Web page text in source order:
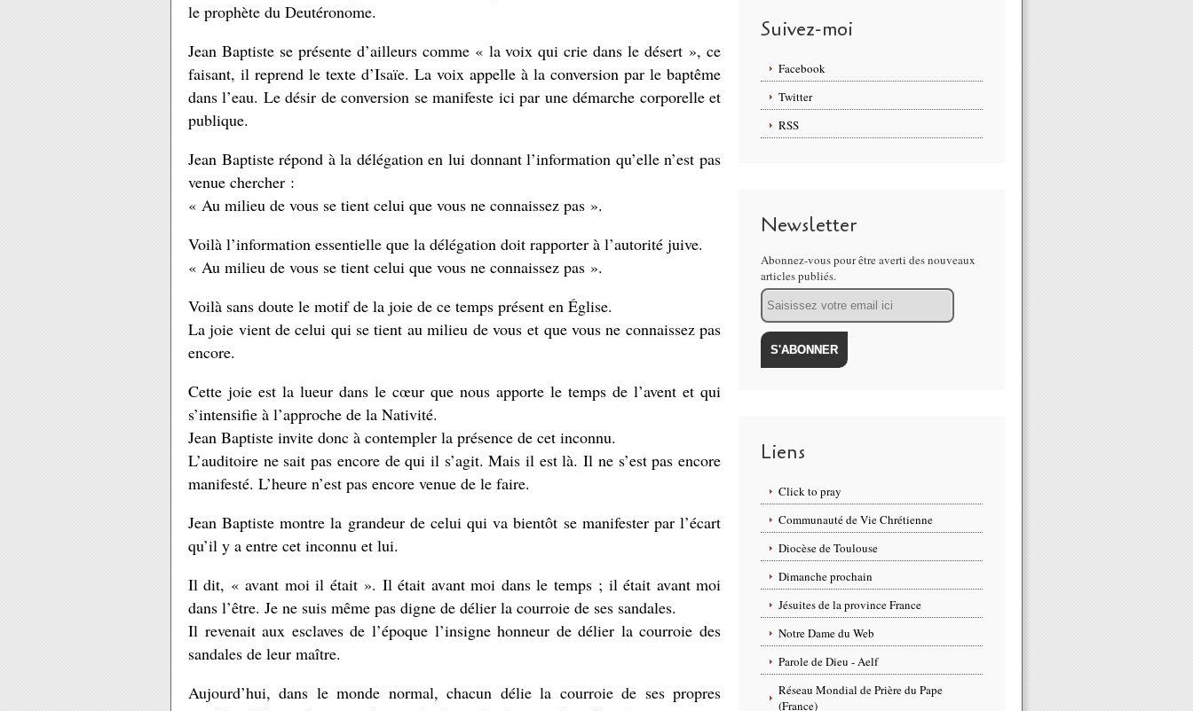
le prophète du Deutéronome.
Jean Baptiste se présente d’ailleurs comme « la voix qui crie dans le désert », ce
faisant, il reprend le texte d’Isaïe. La voix appelle à la conversion par le baptême
dans l’eau. Le désir de conversion se manifeste ici par une démarche corporelle et
publique.
Jean Baptiste répond à la délégation en lui donnant l’information qu’elle n’est pas
venue chercher :
« Au milieu de vous se tient celui que vous ne connaissez pas ».
Voilà l’information essentielle que la délégation doit rapporter à l’autorité juive.
« Au milieu de vous se tient celui que vous ne connaissez pas ».
Voilà sans doute le motif de la joie de ce temps présent en Église.
La joie vient de celui qui se tient au milieu de vous et que vous ne connaissez pas
encore.
Cette joie est la lueur dans le cœur que nous apporte le temps de l’avent et qui
s’intensifie à l’approche de la Nativité.
Jean Baptiste invite donc à contempler la présence de cet inconnu.
L’auditoire ne sait pas encore de qui il s’agit. Mais il est là. Il ne s’est pas encore
manifesté. L’heure n’est pas encore venue de le faire.
Jean Baptiste montre la grandeur de celui qui va bientôt se manifester par l’écart
qu’il y a entre cet inconnu et lui.
Il dit, « avant moi il était ». Il était avant moi dans le temps ; il était avant moi
dans l’être. Je ne suis même pas digne de délier la courroie de ses sandales.
Il revenait aux esclaves de l’époque l’insigne honneur de délier la courroie des
sandales de leur maître.
Aujourd’hui, dans le monde normal, chacun délie la courroie de ses propres
Suivez-moi
Facebook
Twitter
RSS
Newsletter
Abonnez-vous pour être averti des nouveaux
articles publiés.
Email
Liens
Click to pray
Communauté de Vie Chrétienne
Diocèse de Toulouse
Dimanche prochain
Jésuites de la province France
Notre Dame du Web
Parole de Dieu - Aelf
Réseau Mondial de Prière du Pape
(France)